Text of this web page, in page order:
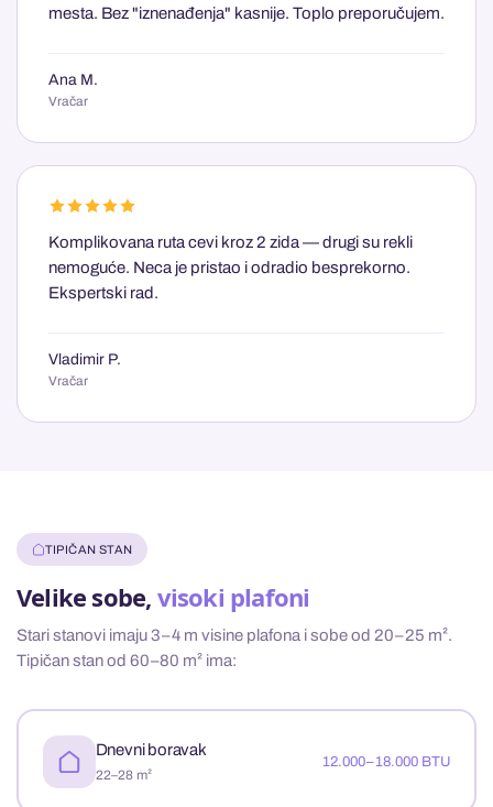
mesta. Bez "iznenađenja" kasnije. Toplo preporučujem.
Ana M.
Vračar
Komplikovana ruta cevi kroz 2 zida — drugi su rekli
nemoguće. Neca je pristao i odradio besprekorno.
Ekspertski rad.
Vladimir P.
Vračar
TIPIČAN STAN
Velike sobe, visoki plafoni
Stari stanovi imaju 3–4 m visine plafona i sobe od 20–25 m².
Tipičan stan od 60–80 m² ima:
Dnevni boravak
22–28 m²
12.000–18.000 BTU